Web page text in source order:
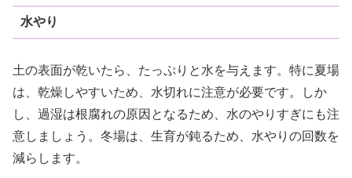
水やり
土の表面が乾いたら、たっぷりと水を与えます。特に夏場
は、乾燥しやすいため、水切れに注意が必要です。しか
し、過湿は根腐れの原因となるため、水のやりすぎにも注
意しましょう。冬場は、生育が鈍るため、水やりの回数を
減らします。